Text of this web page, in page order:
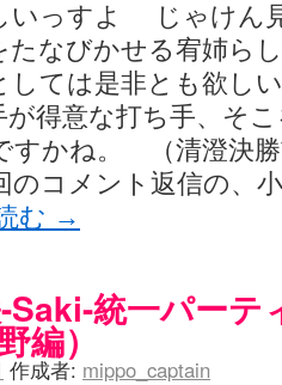
いっすよ じゃけん
たなびかせる宥姉ら
しては是非とも欲
が得意な打ち手、そ
すかね。 （清澄決
コメント返信の、
む →
統一パーテ
編）
作成者: mippo_captain